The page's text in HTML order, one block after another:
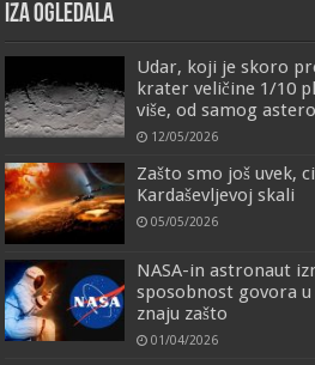
IZA OGLEDALA
Udar, koji je skoro
krater veličine 1/10
više, od samog
12/05/2026
Zašto smo još uvek,
Kardaševljevoj skali
05/05/2026
NASA-in astronaut
sposobnost govora
znaju zašto
01/04/2026